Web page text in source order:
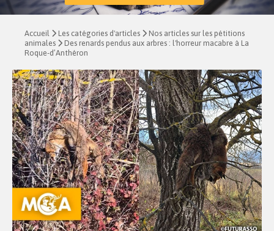
Accueil Les catégories d'articles
Nos articles sur les pétitions
animales
Des renards pendus aux arbres : l'horreur macabre à La
Roque-d’Anthéron